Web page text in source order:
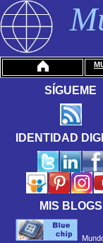
SÍGUEME
IDENTIDAD
MIS BLOGS